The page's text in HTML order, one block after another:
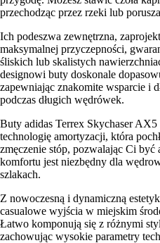
przechodząc przez rzeki lub
Ich podeszwa zewnętrzna,
maksymalnej przyczepności,
śliskich lub skalistych
designowi buty doskonale
zapewniając znakomite wsparcie i
podczas długich wędrówek.
Buty adidas Terrex Skychaser
technologię amortyzacji, która
zmęczenie stóp, pozwalając Ci
komfortu jest niezbędny dla
szlakach.
Z nowoczesną i dynamiczną
casualowe wyjścia w miejskim
Łatwo komponują się z różnymi
zachowując wysokie parametry